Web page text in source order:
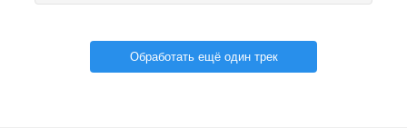
Обработать ещё один трек